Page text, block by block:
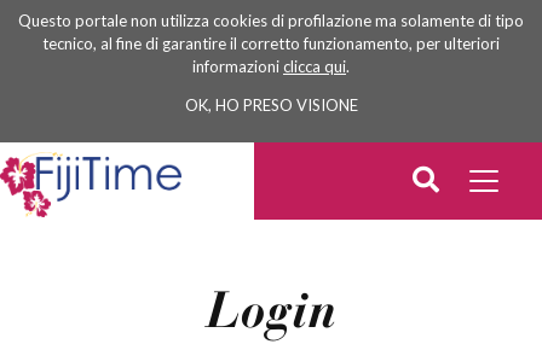
Questo portale non utilizza cookies di profilazione ma solamente di tipo
tecnico, al fine di garantire il corretto funzionamento, per ulteriori
informazioniclicca qui.
OK, HO PRESO VISIONE
Login